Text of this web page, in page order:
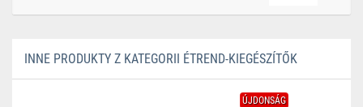
INNE PRODUKTY Z KATEGORII ÉTREND-KIEGÉSZÍTŐK
ÚJDONSÁG